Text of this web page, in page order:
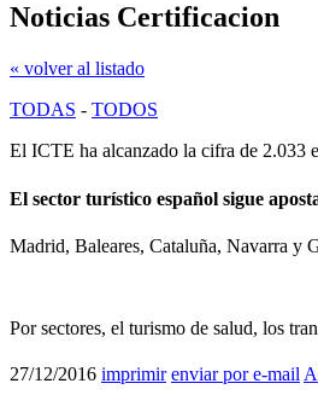
Noticias Certificacion
« volver al listado
TODAS - TODOS
El ICTE ha alcanzado la cifra de 2.033
El sector turístico español sigue
Madrid, Baleares, Cataluña, Navarra y
Por sectores, el turismo de salud, los
27/12/2016 imprimir enviar por e-mail A